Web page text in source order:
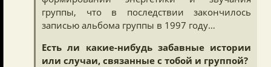
группы, что в последствии закончилось
записью альбома группы в 1997 году…
Есть ли какие-нибудь забавные истории
или случаи, связанные с тобой и группой?